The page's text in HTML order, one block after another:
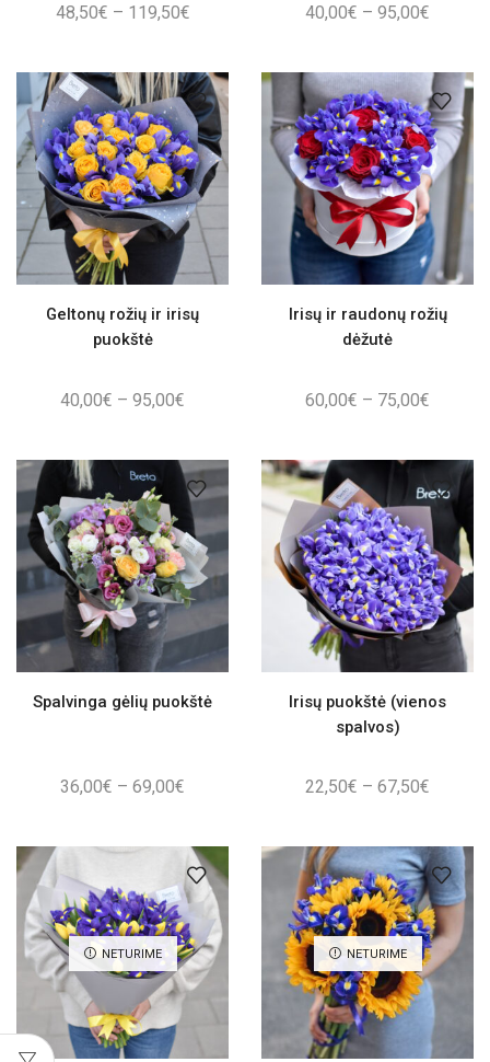
48,50€ – 119,50€Price
through
119,50€
40,00€ – 95,00€
through
95,00€
Geltonų rožių ir irisų
puokštė
40,00€ – 95,00€
through
95,00€
Irisų ir raudonų rožių
dėžutė
60,00€ – 75,00€
through
75,00€
Spalvinga gėlių puokštė
36,00€ – 69,00€
through
69,00€
Irisų puokštė (vienos
spalvos)
22,50€ – 67,50€
through
67,50€
NETURIME NETURIME